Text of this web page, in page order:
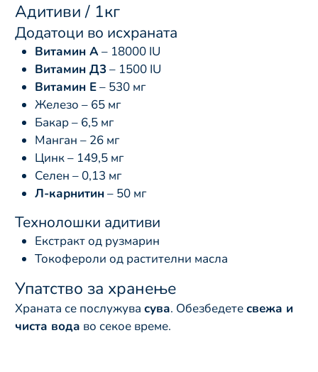
Адитиви / 1кг
Додатоци во исхраната
Витамин А– 18000 IU
Витамин Д3– 1500 IU
Витамин Е– 530 мг
Железо – 65 мг
Бакар – 6,5 мг
Манган – 26 мг
Цинк – 149,5 мг
Селен – 0,13 мг
Л-карнитин– 50 мг
Технолошки адитиви
Екстракт од рузмарин
Токофероли од растителни масла
Упатство за хранење
Храната се послужува сува. Обезбедетесвежа и
чиста вода во секое време.